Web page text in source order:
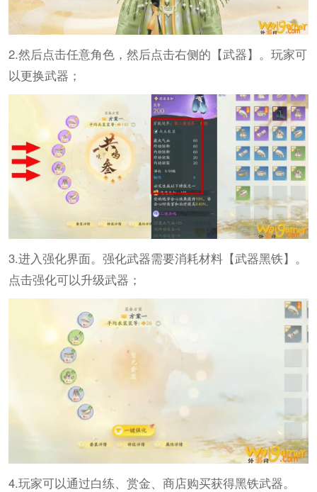
2.然后点击任意角色，然后点击右侧的【武器】。玩家可
以更换武器；
3.进入强化界面。强化武器需要消耗材料【武器黑铁】。
点击强化可以升级武器；
4.玩家可以通过白练、赏金、商店购买获得黑铁武器。